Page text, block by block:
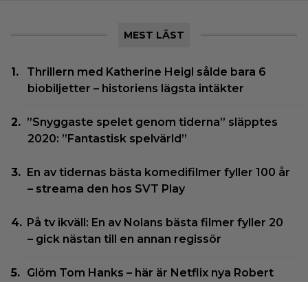
MEST LÄST
Thrillern med Katherine Heigl sålde bara 6
biobiljetter – historiens lägsta intäkter
”Snyggaste spelet genom tiderna” släpptes
2020: ”Fantastisk spelvärld”
En av tidernas bästa komedifilmer fyller 100 år
– streama den hos SVT Play
På tv ikväll: En av Nolans bästa filmer fyller 20
– gick nästan till en annan regissör
Glöm Tom Hanks – här är Netflix nya Robert